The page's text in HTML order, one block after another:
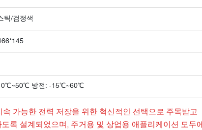
틱/검정색
0℃~50℃ 방전: -15℃~60℃
가능한 전력 저장을 위한 혁신적인 선택으로 주목받고
록 설계되었으며, 주거용 및 상업용 애플리케이션 모두에